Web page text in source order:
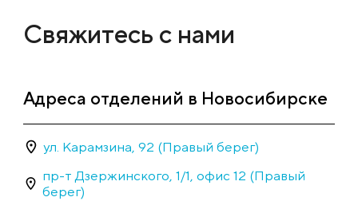
Свяжитесь с нами
Адреса отделений в Новосибирске
ул. Карамзина, 92 (Правый берег)
пр-т Дзержинского, 1/1, офис 12 (Правый
берег)